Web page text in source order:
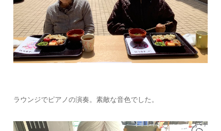
ラウンジでピアノの演奏。素敵な音色でした。